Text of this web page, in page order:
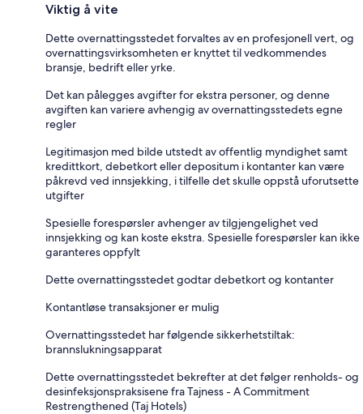
Viktig å vite
Dette overnattingsstedet forvaltes av en profesjonell vert, og
overnattingsvirksomheten er knyttet til vedkommendes
bransje, bedrift eller yrke.
Det kan pålegges avgifter for ekstra personer, og denne
avgiften kan variere avhengig av overnattingsstedets egne
regler
Legitimasjon med bilde utstedt av offentlig myndighet samt
kredittkort, debetkort eller depositum i kontanter kan være
påkrevd ved innsjekking, i tilfelle det skulle oppstå uforutsette
utgifter
Spesielle forespørsler avhenger av tilgjengelighet ved
innsjekking og kan koste ekstra. Spesielle forespørsler kan ikke
garanteres oppfylt
Dette overnattingsstedet godtar debetkort og kontanter
Kontantløse transaksjoner er mulig
Overnattingsstedet har følgende sikkerhetstiltak:
brannslukningsapparat
Dette overnattingsstedet bekrefter at det følger renholds- og
desinfeksjonspraksisene fra Tajness - A Commitment
Restrengthened (Taj Hotels)